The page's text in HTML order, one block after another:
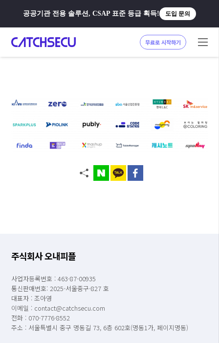
공공기관 전용 솔루션, CSAP 표준 등급 획득! 도입 문의
무료로 시작하기
주식회사 오내피플
사업자등록번호 : 463-87-00935
통신판매번호: 2025-서울중구-827 호
대표자 : 조아영
이메일 : contact@catchsecu.com
전화 : 070-7776-8552
주소 : 서울특별시 중구 명동길 73, 6층 602호(명동1가, 페이지명동)